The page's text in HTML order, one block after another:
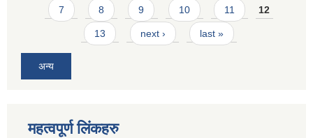
7 8 9 10 11 12
13 next › last »
अन्य
महत्वपूर्ण लिंकहरु